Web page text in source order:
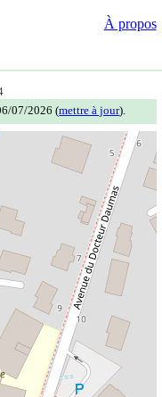
À propos
07/2026 (mettre à jour).